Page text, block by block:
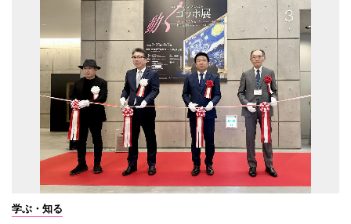
学ぶ・知る